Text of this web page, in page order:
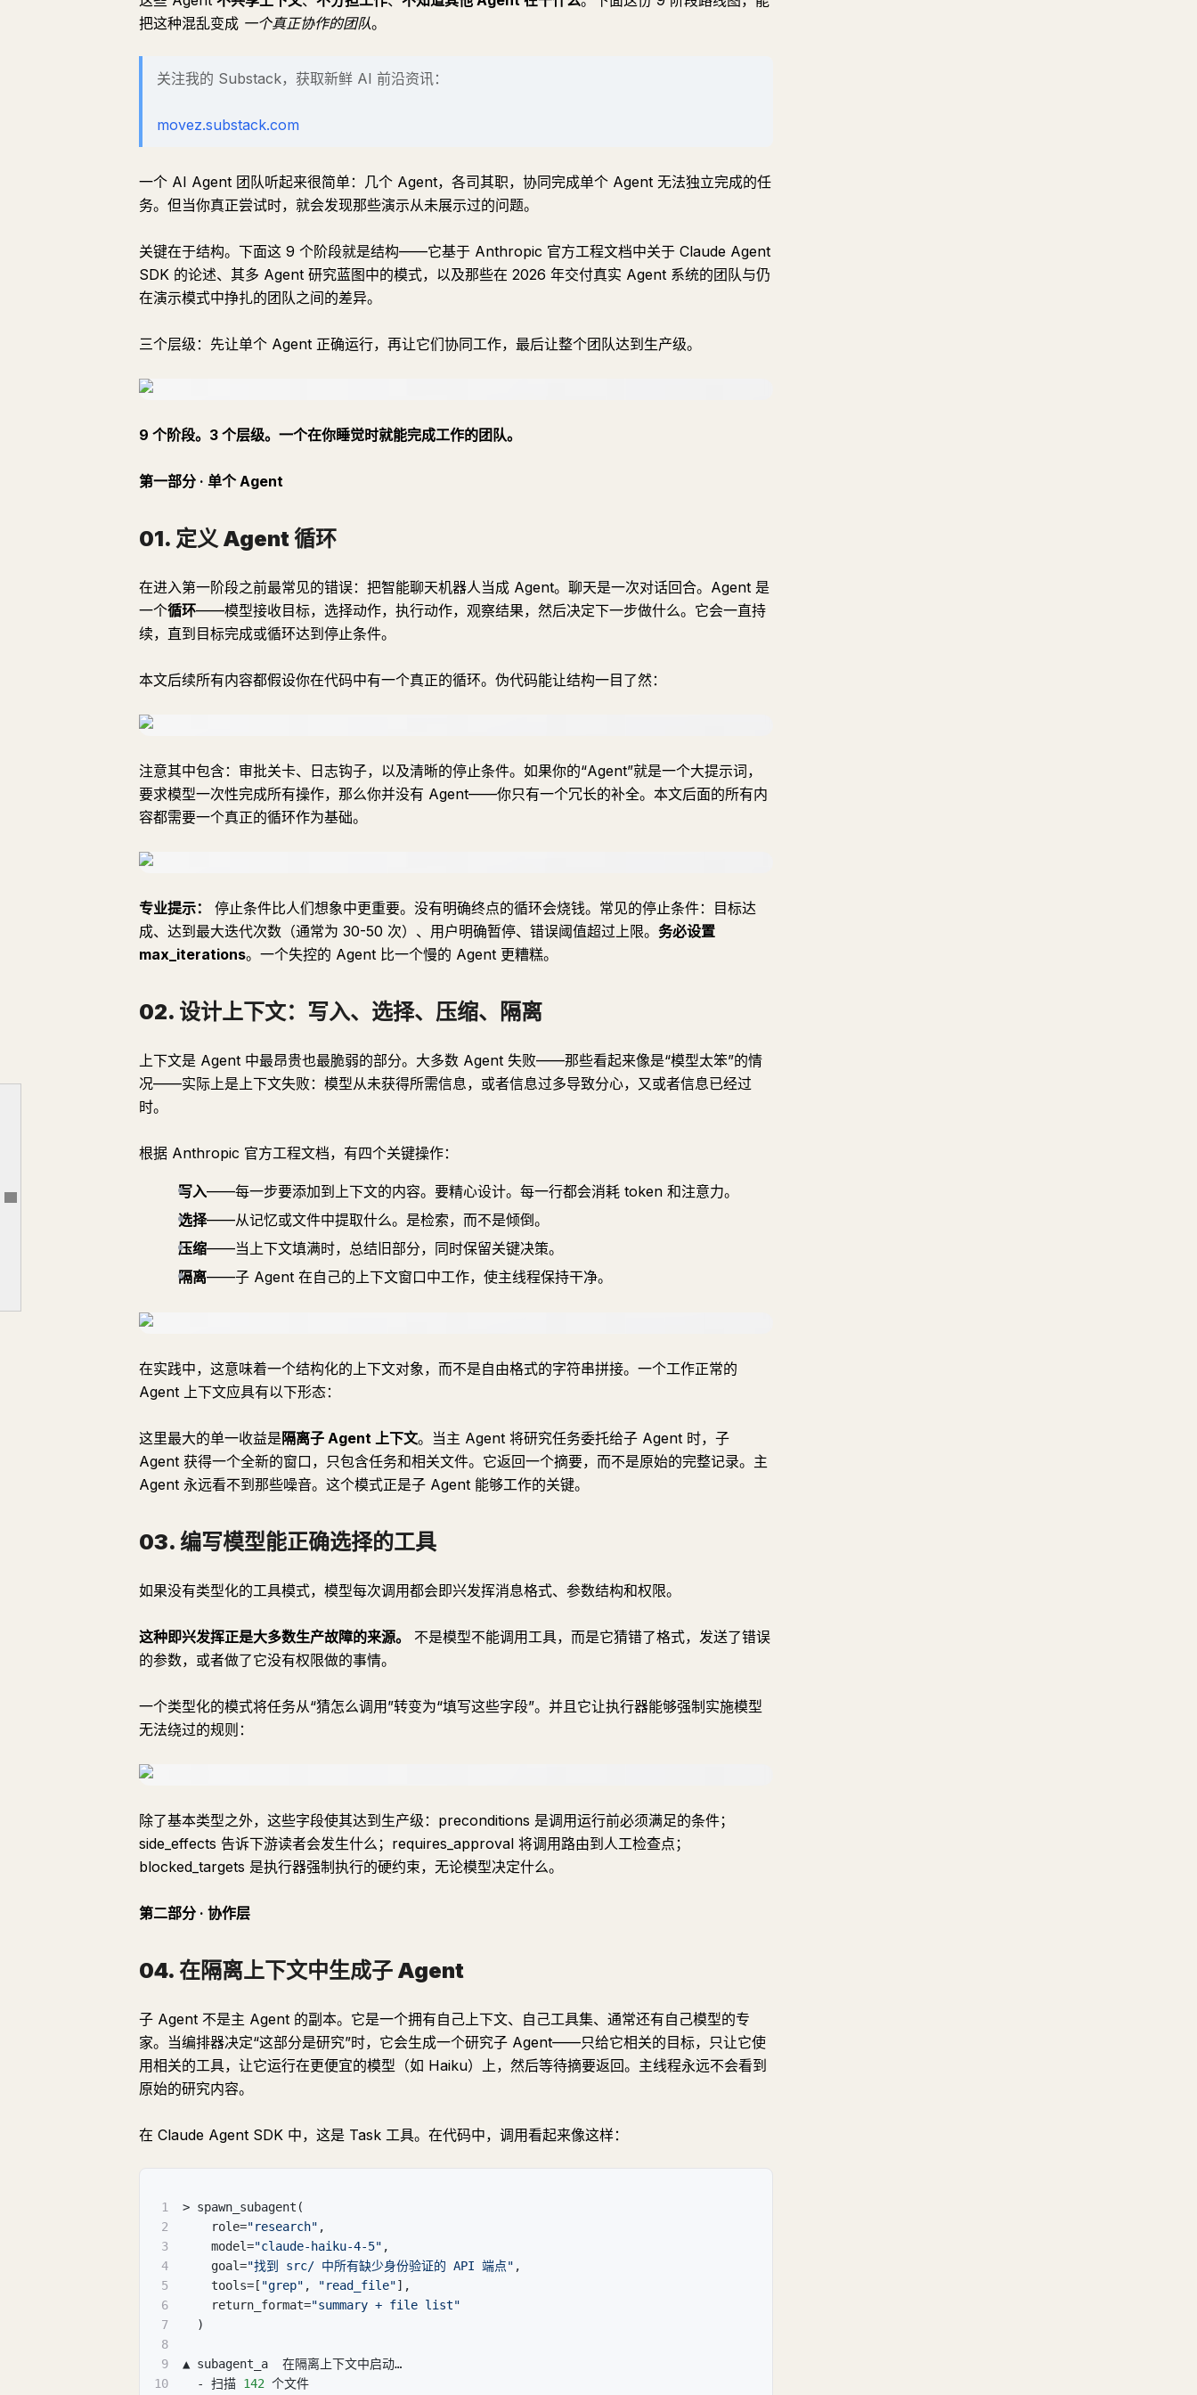
文章大纲
03. 编写模型能正确选择的工具
05. 设计编排器：规划、委派、绝不执行
09. 带权限和人工检查点发布
把这种混乱变成 一个真正协作的团队。
关注我的 Substack，获取新鲜 AI 前沿资讯：
movez.substack.com
一个 AI Agent 团队听起来很简单：几个 Agent，各司其职，协同完成单个 Agent 无法独立完成的任
务。但当你真正尝试时，就会发现那些演示从未展示过的问题。
关键在于结构。下面这 9 个阶段就是结构——它基于 Anthropic 官方工程文档中关于 Claude Agent
SDK 的论述、其多 Agent 研究蓝图中的模式，以及那些在 2026 年交付真实 Agent 系统的团队与仍
在演示模式中挣扎的团队之间的差异。
三个层级：先让单个 Agent 正确运行，再让它们协同工作，最后让整个团队达到生产级。
9 个阶段。3 个层级。一个在你睡觉时就能完成工作的团队。
第一部分 · 单个 Agent
01. 定义 Agent 循环
在进入第一阶段之前最常见的错误：把智能聊天机器人当成 Agent。聊天是一次对话回合。Agent 是
一个循环——模型接收目标，选择动作，执行动作，观察结果，然后决定下一步做什么。它会一直持
续，直到目标完成或循环达到停止条件。
本文后续所有内容都假设你在代码中有一个真正的循环。伪代码能让结构一目了然：
注意其中包含：审批关卡、日志钩子，以及清晰的停止条件。如果你的“Agent”就是一个大提示词，
要求模型一次性完成所有操作，那么你并没有 Agent——你只有一个冗长的补全。本文后面的所有内
容都需要一个真正的循环作为基础。
专业提示：
停止条件比人们想象中更重要。没有明确终点的循环会烧钱。常见的停止条件：目标达
成、达到最大迭代次数（通常为 30-50 次）、用户明确暂停、错误阈值超过上限。 务必设置
max_iterations。一个失控的 Agent 比一个慢的 Agent 更糟糕。
02. 设计上下文：写入、选择、压缩、隔离
上下文是 Agent 中最昂贵也最脆弱的部分。大多数 Agent 失败——那些看起来像是“模型太笨”的情
况——实际上是上下文失败：模型从未获得所需信息，或者信息过多导致分心，又或者信息已经过
时。
根据 Anthropic 官方工程文档，有四个关键操作：
写入——每一步要添加到上下文的内容。要精心设计。每一行都会消耗 token 和注意力。
选择——从记忆或文件中提取什么。是检索，而不是倾倒。
压缩——当上下文填满时，总结旧部分，同时保留关键决策。
隔离——子 Agent 在自己的上下文窗口中工作，使主线程保持干净。
在实践中，这意味着一个结构化的上下文对象，而不是自由格式的字符串拼接。一个工作正常的
Agent 上下文应具有以下形态：
这里最大的单一收益是 隔离子 Agent 上下文。当主 Agent 将研究任务委托给子 Agent 时，子
Agent 获得一个全新的窗口，只包含任务和相关文件。它返回一个摘要，而不是原始的完整记录。主
Agent 永远看不到那些噪音。这个模式正是子 Agent 能够工作的关键。
03. 编写模型能正确选择的工具
如果没有类型化的工具模式，模型每次调用都会即兴发挥消息格式、参数结构和权限。
这种即兴发挥正是大多数生产故障的来源。
不是模型不能调用工具，而是它猜错了格式，发送了错误
的参数，或者做了它没有权限做的事情。
一个类型化的模式将任务从“猜怎么调用”转变为“填写这些字段”。并且它让执行器能够强制实施模型
无法绕过的规则：
除了基本类型之外，这些字段使其达到生产级：preconditions 是调用运行前必须满足的条件；
side_effects 告诉下游读者会发生什么；requires_approval 将调用路由到人工检查点；
blocked_targets 是执行器强制执行的硬约束，无论模型决定什么。
第二部分 · 协作层
04. 在隔离上下文中生成子 Agent
子 Agent 不是主 Agent 的副本。它是一个拥有自己上下文、自己工具集、通常还有自己模型的专
家。当编排器决定“这部分是研究”时，它会生成一个研究子 Agent——只给它相关的目标，只让它使
用相关的工具，让它运行在更便宜的模型（如 Haiku）上，然后等待摘要返回。主线程永远不会看到
原始的研究内容。
在 Claude Agent SDK 中，这是 Task 工具。在代码中，调用看起来像这样：
1
> spawn_subagent(
2
    role=
"research" ,
3
    model=
"claude-haiku-4-5" ,
4
    goal=
"找到 src/ 中所有缺少身份验证的 API 端点" ,
5
    tools=
[ "grep" , "read_file"] ,
6
    return_format=
"summary + file list"
7
  )
8
9
▲ subagent_a  在隔离上下文中启动…
10
  - 扫描
142 个文件